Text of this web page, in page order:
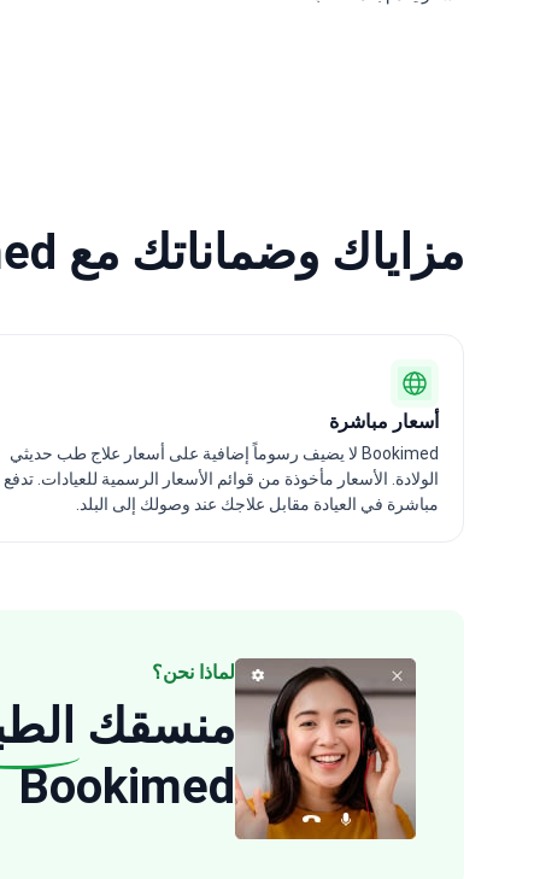
مزاياك وضماناتك مع Bookimed
أسعار مباشرة
Bookimed لا يضيف رسوماً إضافية على أسعار علاج طب حديثي
الولادة. الأسعار مأخوذة من قوائم الأسعار الرسمية للعيادات. تدفع
مباشرة في العيادة مقابل علاجك عند وصولك إلى البلد.
لماذا نحن؟
منسقك
Bookimed